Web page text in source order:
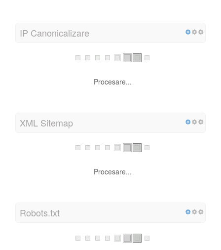
IP Canonicalizare
Procesare...
XML Sitemap
Procesare...
Robots.txt